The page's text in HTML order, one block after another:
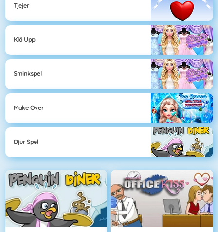
Tjejer
Klä Upp
Sminkspel
Make Over
Djur Spel